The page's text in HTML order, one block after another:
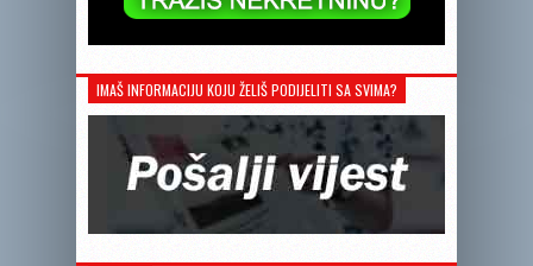
IMAŠ INFORMACIJU KOJU ŽELIŠ PODIJELITI SA SVIMA?